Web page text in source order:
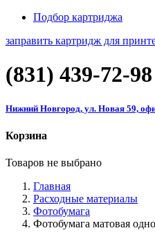
Подбор картриджа
заправить картридж для
(831) 439-72-98
Нижний Новгород, ул. Новая 59,
Корзина
Товаров не выбрано
Главная
Расходные материалы
Фотобумага
Фотобумага матовая